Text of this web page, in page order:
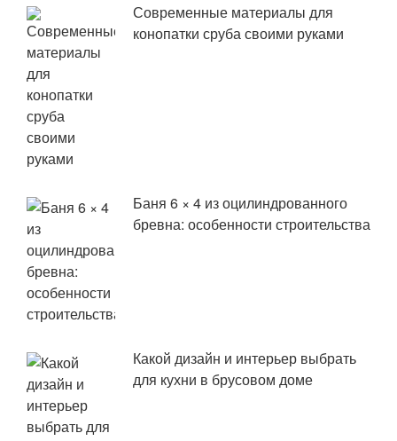
Современные материалы для
конопатки сруба своими руками
Баня 6 × 4 из оцилиндрованного
бревна: особенности строительства
Какой дизайн и интерьер выбрать
для кухни в брусовом доме